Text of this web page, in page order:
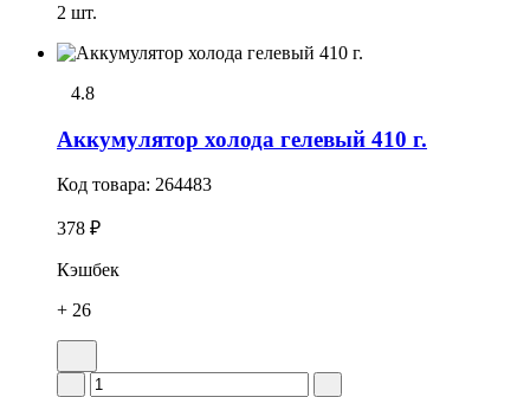
2 шт.
4.8
Аккумулятор холода гелевый 410 г.
Код товара: 264483
378 ₽
Кэшбек
+ 26